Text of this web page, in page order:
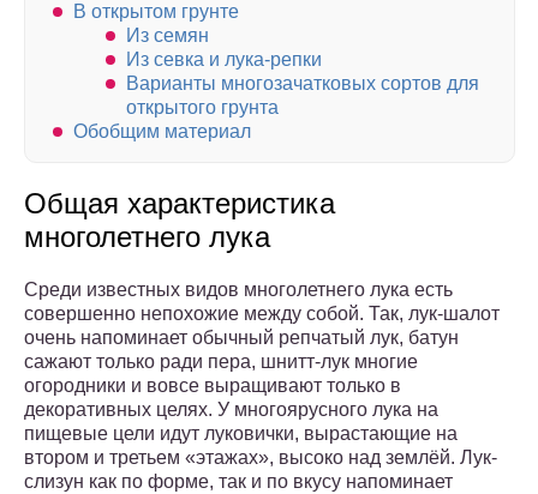
В открытом грунте
Из семян
Из севка и лука-репки
Варианты многозачатковых сортов для
открытого грунта
Обобщим материал
Общая характеристика
многолетнего лука
Среди известных видов многолетнего лука есть
совершенно непохожие между собой. Так, лук-шалот
очень напоминает обычный репчатый лук, батун
сажают только ради пера, шнитт-лук многие
огородники и вовсе выращивают только в
декоративных целях. У многоярусного лука на
пищевые цели идут луковички, вырастающие на
втором и третьем «этажах», высоко над землёй. Лук-
слизун как по форме, так и по вкусу напоминает